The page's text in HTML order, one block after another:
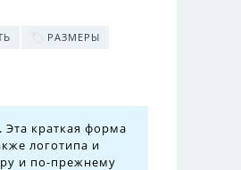
РАЗМЕРЫ
Эта краткая форма
логотипа и
и по-прежнему